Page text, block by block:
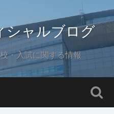
シャルブログ
・入試に関する情報